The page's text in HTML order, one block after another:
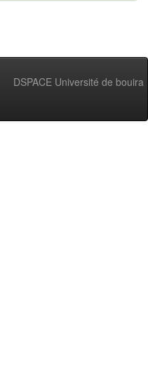
DSPACE Université de bouira